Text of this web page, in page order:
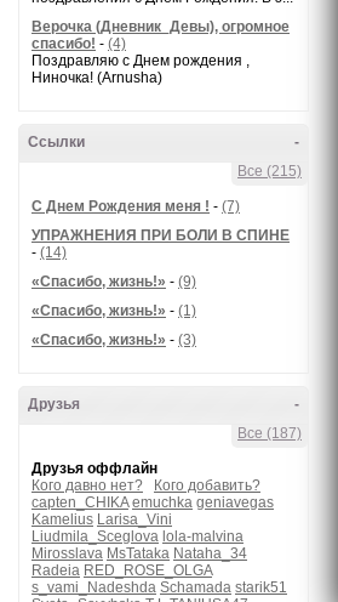
Верочка (Дневник_Девы), огромное
спасибо! - (4)
Поздравляю с Днем рождения ,
Ниночка! (Arnusha)
-
Ссылки
Все (215)
С Днем Рождения меня ! - (7)
УПРАЖНЕНИЯ ПРИ БОЛИ В СПИНЕ
- (14)
«Спасибо, жизнь!» - (9)
«Спасибо, жизнь!» - (1)
«Спасибо, жизнь!» - (3)
-
Друзья
Все (187)
Друзья оффлайн
Кого давно нет?
Кого добавить?
capten_CHIKA emuchka geniavegas
Kamelius Larisa_Vini
Liudmila_Sceglova lola-malvina
Mirosslava MsTataka Nataha_34
Radeia RED_ROSE_OLGA
s_vami_Nadeshda Schamada starik51